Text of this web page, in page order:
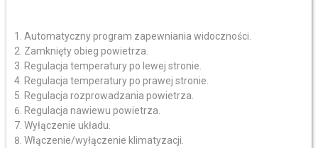
Automatyczny program zapewniania widoczności.
Zamknięty obieg powietrza.
Regulacja temperatury po lewej stronie.
Regulacja temperatury po prawej stronie.
Regulacja rozprowadzania powietrza.
Regulacja nawiewu powietrza.
Wyłączenie układu.
Włączenie/wyłączenie klimatyzacji.